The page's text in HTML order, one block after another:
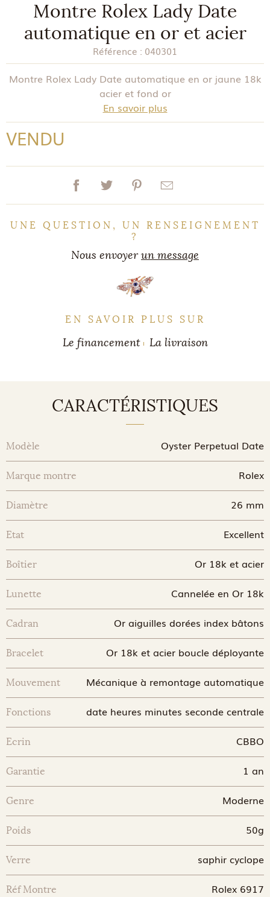
Montre Rolex Lady Date
automatique en or et acier
Référence : 040301
Montre Rolex Lady Date automatique en or jaune 18k
acier et fond or
En savoir plus
VENDU
UNE QUESTION, UN RENSEIGNEMENT
?
Nous envoyerun message
EN SAVOIR PLUS SUR
Le financement La livraison
CARACTÉRISTIQUES
Modèle Oyster Perpetual Date
Marque montre Rolex
Diamètre 26 mm
Etat Excellent
Boîtier Or 18k et acier
Lunette Cannelée en Or 18k
Cadran Or aiguilles dorées index bâtons
Bracelet Or 18k et acier boucle déployante
Mouvement Mécanique à remontage automatique
Fonctions date heures minutes seconde centrale
Ecrin CBBO
Garantie 1 an
Genre Moderne
Poids 50g
Verre saphir cyclope
Réf Montre Rolex 6917